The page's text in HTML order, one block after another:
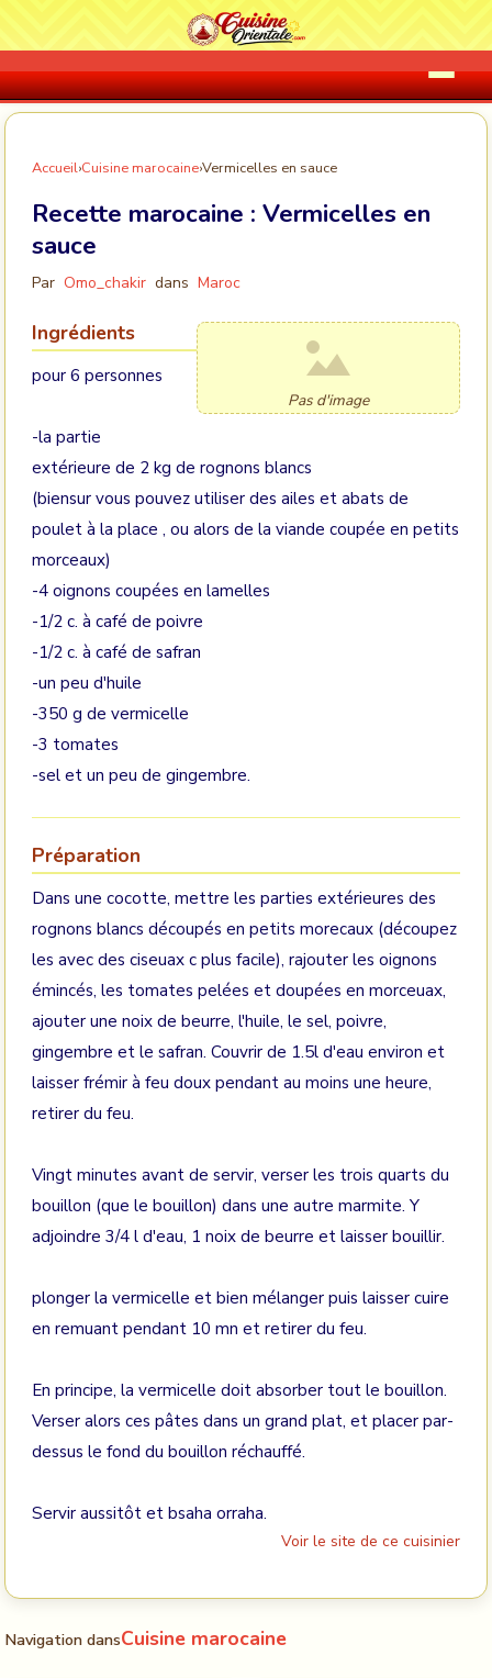
Accueil›Cuisine marocaine›Vermicelles en sauce
Recette marocaine : Vermicelles en
sauce
Par Omo_chakir dans Maroc
Pas d'image
Ingrédients
pour 6 personnes
-la partie
extérieure de 2 kg de rognons blancs
(biensur vous pouvez utiliser des ailes et abats de
poulet à la place , ou alors de la viande coupée en petits
morceaux)
-4 oignons coupées en lamelles
-1/2 c. à café de poivre
-1/2 c. à café de safran
-un peu d'huile
-350 g de vermicelle
-3 tomates
-sel et un peu de gingembre.
Préparation
Dans une cocotte, mettre les parties extérieures des
rognons blancs découpés en petits morecaux (découpez
les avec des ciseuax c plus facile), rajouter les oignons
émincés, les tomates pelées et doupées en morceuax,
ajouter une noix de beurre, l'huile, le sel, poivre,
gingembre et le safran. Couvrir de 1.5l d'eau environ et
laisser frémir à feu doux pendant au moins une heure,
retirer du feu.
Vingt minutes avant de servir, verser les trois quarts du
bouillon (que le bouillon) dans une autre marmite. Y
adjoindre 3/4 l d'eau, 1 noix de beurre et laisser bouillir.
plonger la vermicelle et bien mélanger puis laisser cuire
en remuant pendant 10 mn et retirer du feu.
En principe, la vermicelle doit absorber tout le bouillon.
Verser alors ces pâtes dans un grand plat, et placer par-
dessus le fond du bouillon réchauffé.
Servir aussitôt et bsaha orraha.
Voir le site de ce cuisinier
Navigation dansCuisine marocaine